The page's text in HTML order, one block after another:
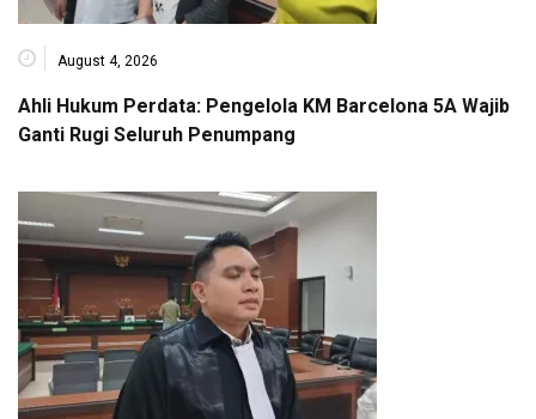
August 4, 2026
Ahli Hukum Perdata: Pengelola KM Barcelona 5A Wajib
Ganti Rugi Seluruh Penumpang